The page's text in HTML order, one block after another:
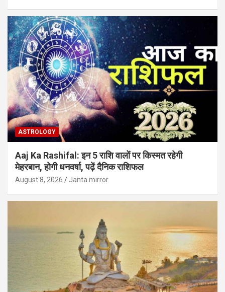
ASTROLOGY
Aaj Ka Rashifal: इन 5 राशि वालों पर किस्मत रहेगी
मेहरबान, होगी धनवर्षा, पढ़ें दैनिक राशिफल
August 8, 2026 Janta mirror